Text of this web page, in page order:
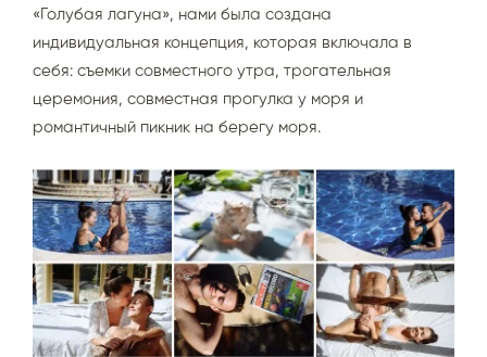
«Голубая лагуна», нами была создана
индивидуальная концепция, которая включала в
себя: съемки совместного утра, трогательная
церемония, совместная прогулка у моря и
романтичный пикник на берегу моря.